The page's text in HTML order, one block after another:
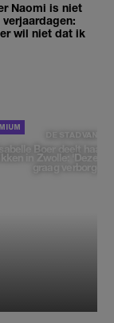
Naomi is niet
wil niet dat ik
DE STAD VAN
Isabelle Boer deelt haar
in Zwolle: 'Deze
graag verborgen'